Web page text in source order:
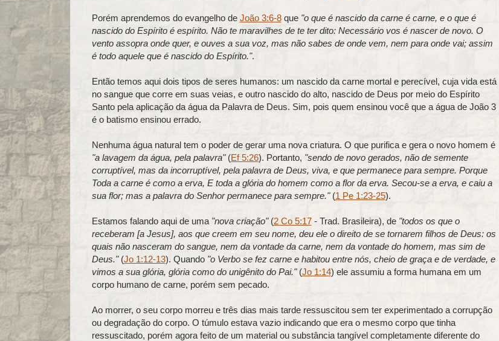
Porém aprendemos do evangelho de João 3:6-8que "o que é nascido da carne é carne, e o que é
nascido do Espírito é espírito. Não te maravilhes de te ter dito: Necessário vos é nascer de novo. O
vento assopra onde quer, e ouves a sua voz, mas não sabes de onde vem, nem para onde vai; assim
é todo aquele que é nascido do Espírito.".
Então temos aqui dois tipos de seres humanos: um nascido da carne mortal e perecível, cuja vida está
no sangue que corre em suas veias, e outro nascido do alto, nascido de Deus por meio do Espírito
Santo pela aplicação da água da Palavra de Deus. Sim, pois quem ensinou você que a água de João 3
é o batismo ensinou errado.
Nenhuma água natural tem o poder de gerar uma nova criatura. O que purifica e gera o novo homem é
"a lavagem da água, pela palavra"(Ef 5:26). Portanto, "sendo de novo gerados, não de semente
corruptível, mas da incorruptível, pela palavra de Deus, viva, e que permanece para sempre. Porque
Toda a carne é como a erva, E toda a glória do homem como a flor da erva. Secou-se a erva, e caiu a
sua flor; mas a palavra do Senhor permanece para sempre."(1 Pe 1:23-25).
Estamos falando aqui de uma "nova criação"(2 Co 5:17- Trad. Brasileira), de "todos os que o
receberam [a Jesus], aos que creem em seu nome, deu ele o direito de se tornarem filhos de Deus: os
quais não nasceram do sangue, nem da vontade da carne, nem da vontade do homem, mas sim de
Deus."(Jo 1:12-13). Quando"o Verbo se fez carne e habitou entre nós, cheio de graça e de verdade, e
vimos a sua glória, glória como do unigênito do Pai."(Jo 1:14) ele assumiu a forma humana em um
corpo humano de carne, porém sem pecado.
Ao morrer, o seu corpo morreu e três dias mais tarde ressuscitou sem ter experimentado a corrupção
ou degradação do corpo. O túmulo estava vazio indicando que era o mesmo corpo que tinha
ressuscitado, porém agora feito de um material ou substância tangível completamente diferente do